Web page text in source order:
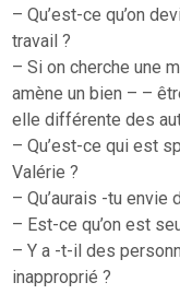
– Qu’est-ce qu’on
travail ?
– Si on cherche une
amène un bien – –
elle différente des
– Qu’est-ce qui est
Valérie ?
– Qu’aurais -tu envie
– Est-ce qu’on est
– Y a -t-il des
inapproprié ?